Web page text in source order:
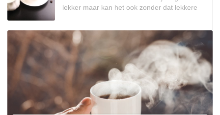
lekker maar kan het ook zonder dat lekkere